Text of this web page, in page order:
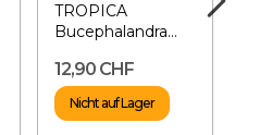
TROPICA
Bucephalandra
12,90 CHF
Nicht auf Lager